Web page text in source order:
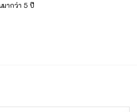
ากว่า 5 ปี